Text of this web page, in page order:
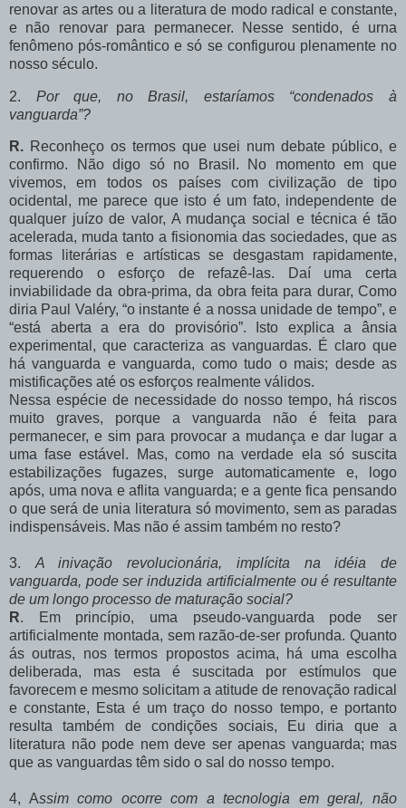
renovar as artes ou a literatura de modo radical e constante,
e não renovar para permanecer. Nesse sentido, é urna
fenômeno pós-romântico e só se configurou plenamente no
nosso século.
2. Por que, no Brasil, estaríamos “condenados à
vanguarda”?
R. Reconheço os termos que usei num debate público, e
confirmo. Não digo só no Brasil. No momento em que
vivemos, em todos os países com civilização de tipo
ocidental, me parece que isto é um fato, independente de
qualquer juízo de valor, A mudança social e técnica é tão
acelerada, muda tanto a fisionomia das sociedades, que as
formas literárias e artísticas se desgastam rapidamente,
requerendo o esforço de refazê-las. Daí uma certa
inviabilidade da obra-prima, da obra feita para durar, Como
diria Paul Valéry, “o instante é a nossa unidade de tempo”, e
“está aberta a era do provisório”. Isto explica a ânsia
experimental, que caracteriza as vanguardas. É claro que
há vanguarda e vanguarda, como tudo o mais; desde as
mistificações até os esforços realmente válidos.
Nessa espécie de necessidade do nosso tempo, há riscos
muito graves, porque a vanguarda não é feita para
permanecer, e sim para provocar a mudança e dar lugar a
uma fase estável. Mas, como na verdade ela só suscita
estabilizações fugazes, surge automaticamente e, logo
após, uma nova e aflita vanguarda; e a gente fica pensando
o que será de unia literatura só movimento, sem as paradas
indispensáveis. Mas não é assim também no resto?
3.Ainivação revolucionária, implícita na idéia de
vanguarda, pode ser induzida artificialmente ou é resultante
de um longo processo de maturação social?
R. Em princípio, uma pseudo-vanguarda pode ser
artificialmente montada, sem razão-de-ser profunda. Quanto
ás outras, nos termos propostos acima, há uma escolha
deliberada, mas esta é suscitada por estímulos que
favorecem e mesmo solicitam a atitude de renovação radical
e constante, Esta é um traço do nosso tempo, e portanto
resulta também de condições sociais, Eu diria que a
literatura não pode nem deve ser apenas vanguarda; mas
que as vanguardas têm sido o sal do nosso tempo.
4, Assim como ocorre com a tecnologia em geral, não